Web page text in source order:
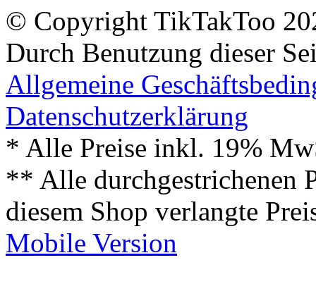
© Copyright TikTakToo
Durch Benutzung dieser
Allgemeine
Datenschutzerklärung
* Alle Preise inkl. 19%
** Alle durchgestrichenen
diesem Shop verlangte
Mobile Version